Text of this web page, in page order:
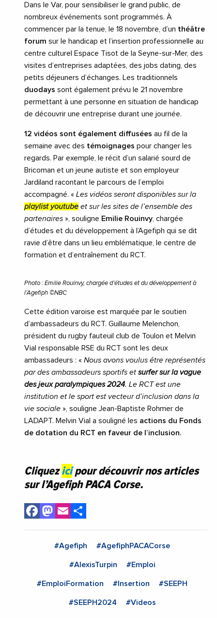
Dans le Var, pour sensibiliser le grand public, de
nombreux événements sont programmés. À
commencer par la tenue, le 18 novembre, d’un théâtre
forum sur le handicap et l’insertion professionnelle au
centre culturel Espace Tisot de la Seyne-sur-Mer, des
visites d’entreprises adaptées, des jobs dating, des
petits déjeuners d’échanges. Les traditionnels
duodays sont également prévu le 21 novembre
permettant à une personne en situation de handicap
de découvrir une entreprise durant une journée.
12 vidéos sont également diffusées au fil de la
semaine avec des témoignages pour changer les
regards. Par exemple, le récit d’un salarié sourd de
Bricoman et un jeune autiste et son employeur
Jardiland racontant le parcours de l’emploi
accompagné. « Les vidéos seront disponibles sur la
playlist youtube et sur les sites de l’ensemble des
partenaires », souligne Emilie Rouinvy , chargée
d’études et du développement à l’Agefiph qui se dit
ravie d’être dans un lieu emblématique, le centre de
formation et d’entraînement du RCT.
Photo : Emilie Rouinvy, chargée d’études et du développement à
l’Agefiph ©NBC
Cette édition varoise est marquée par le soutien
d’ambassadeurs du RCT. Guillaume Melenchon,
président du rugby fauteuil club de Toulon et Melvin
Vial responsable RSE du RCT sont les deux
ambassadeurs : « Nous avons voulus être représentés
par des ambassadeurs sportifs et surfer sur la vague
des jeux paralympiques 2024. Le RCT est une
institution et le sport est vecteur d’inclusion dans la
vie sociale », souligne Jean-Baptiste Rohmer de
LADAPT. Melvin Vial a souligné les actions du Fonds
de dotation du RCT en faveur de l’inclusion.
Cliquezicipour découvrir nos articles
sur l’Agefiph PACA Corse.
Facebook
Mastodon
Email
#Agefiph #AgefiphPACACorse
#AlexisTurpin #Emploi
#EmploiFormation #Insertion #SEEPH
#SEEPH2024 #Videos